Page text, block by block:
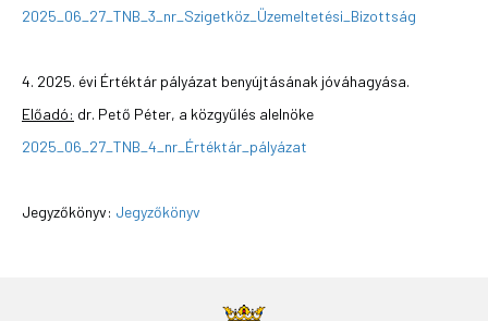
2025_06_27_TNB_3_nr_Szigetköz_Üzemeltetési_Bizottság
4. 2025. évi Értéktár pályázat benyújtásának jóváhagyása.
Előadó: dr. Pető Péter, a közgyűlés alelnöke
2025_06_27_TNB_4_nr_Értéktár_pályázat
Jegyzőkönyv: Jegyzőkönyv